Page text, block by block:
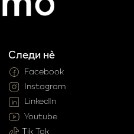
Следи нè
Facebook
Instagram
LinkedIn
Youtube
Tik Tok